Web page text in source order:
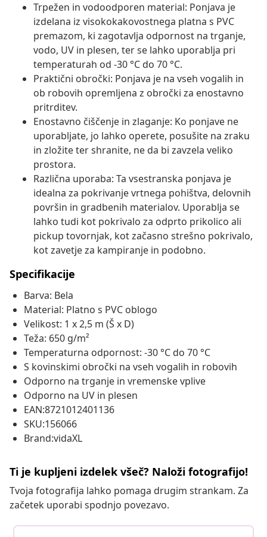
Trpežen in vodoodporen material: Ponjava je
izdelana iz visokokakovostnega platna s PVC
premazom, ki zagotavlja odpornost na trganje,
vodo, UV in plesen, ter se lahko uporablja pri
temperaturah od -30 °C do 70 °C.
Praktični obročki: Ponjava je na vseh vogalih in
ob robovih opremljena z obročki za enostavno
pritrditev.
Enostavno čiščenje in zlaganje: Ko ponjave ne
uporabljate, jo lahko operete, posušite na zraku
in zložite ter shranite, ne da bi zavzela veliko
prostora.
Različna uporaba: Ta vsestranska ponjava je
idealna za pokrivanje vrtnega pohištva, delovnih
površin in gradbenih materialov. Uporablja se
lahko tudi kot pokrivalo za odprto prikolico ali
pickup tovornjak, kot začasno strešno pokrivalo,
kot zavetje za kampiranje in podobno.
Specifikacije
Barva: Bela
Material: Platno s PVC oblogo
Velikost: 1 x 2,5 m (Š x D)
Teža: 650 g/m²
Temperaturna odpornost: -30 °C do 70 °C
S kovinskimi obročki na vseh vogalih in robovih
Odporno na trganje in vremenske vplive
Odporno na UV in plesen
EAN:8721012401136
SKU:156066
Brand:vidaXL
Ti je kupljeni izdelek všeč? Naloži fotografijo!
Tvoja fotografija lahko pomaga drugim strankam. Za
začetek uporabi spodnjo povezavo.